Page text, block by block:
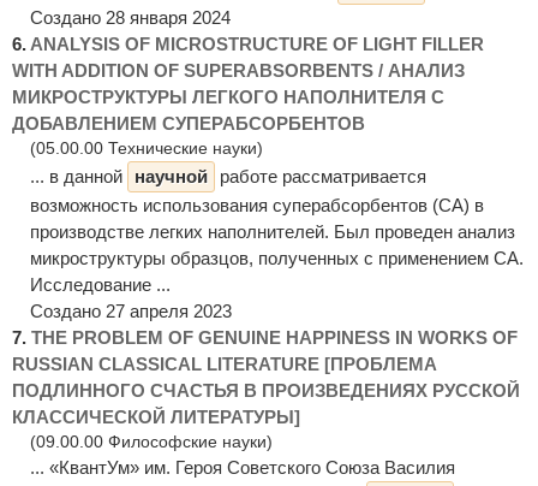
Создано 28 января 2024
6. ANALYSIS OF MICROSTRUCTURE OF LIGHT FILLER
WITH ADDITION OF SUPERABSORBENTS / АНАЛИЗ
МИКРОСТРУКТУРЫ ЛЕГКОГО НАПОЛНИТЕЛЯ С
ДОБАВЛЕНИЕМ СУПЕРАБСОРБЕНТОВ
(05.00.00 Технические науки)
... в данной научной
работе рассматривается
возможность использования суперабсорбентов (СА) в
производстве легких наполнителей. Был проведен анализ
микроструктуры образцов, полученных с применением СА.
Исследование ...
Создано 27 апреля 2023
7. THE PROBLEM OF GENUINE HAPPINESS IN WORKS OF
RUSSIAN CLASSICAL LITERATURE [ПРОБЛЕМА
ПОДЛИННОГО СЧАСТЬЯ В ПРОИЗВЕДЕНИЯХ РУССКОЙ
КЛАССИЧЕСКОЙ ЛИТЕРАТУРЫ]
(09.00.00 Философские науки)
... «КвантУм» им. Героя Советского Союза Василия